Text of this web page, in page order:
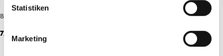
Statistiken
Marketing
Badeente Fastnacht
7,95 €